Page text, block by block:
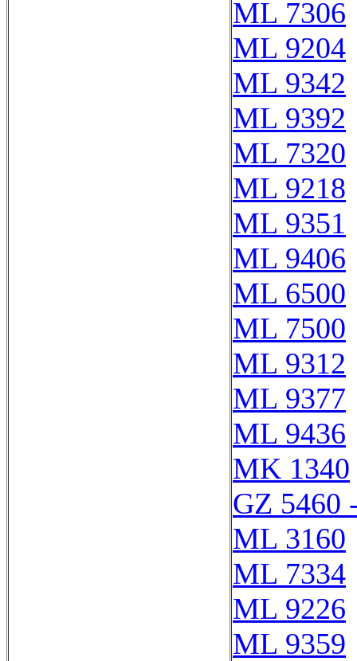
ML 7306
ML 9204
ML 9342
ML 9392
ML 7320
ML 9218
ML 9351
ML 9406
ML 6500
ML 7500
ML 9312
ML 9377
ML 9436
MK 1340
GZ 5460
ML 3160
ML 7334
ML 9226
ML 9359